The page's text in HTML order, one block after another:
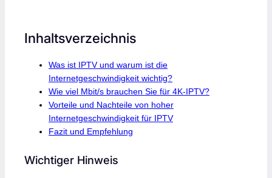
Inhaltsverzeichnis
Was ist IPTV und warum ist die
Internetgeschwindigkeit wichtig?
Wie viel Mbit/s brauchen Sie für 4K-IPTV?
Vorteile und Nachteile von hoher
Internetgeschwindigkeit für IPTV
Fazit und Empfehlung
Wichtiger Hinweis